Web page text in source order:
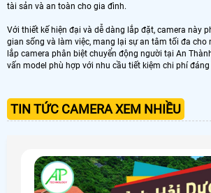
tài sản và an toàn cho gia đình.
Với thiết kế hiện đại và dễ dàng lắp đặt, camera này
gian sống và làm việc, mang lại sự an tâm tối đa cho
lắp camera phân biệt chuyển động người tại An
vấn model phù hợp với nhu cầu tiết kiệm chi phí đáng
TIN TỨC CAMERA XEM NHIỀU